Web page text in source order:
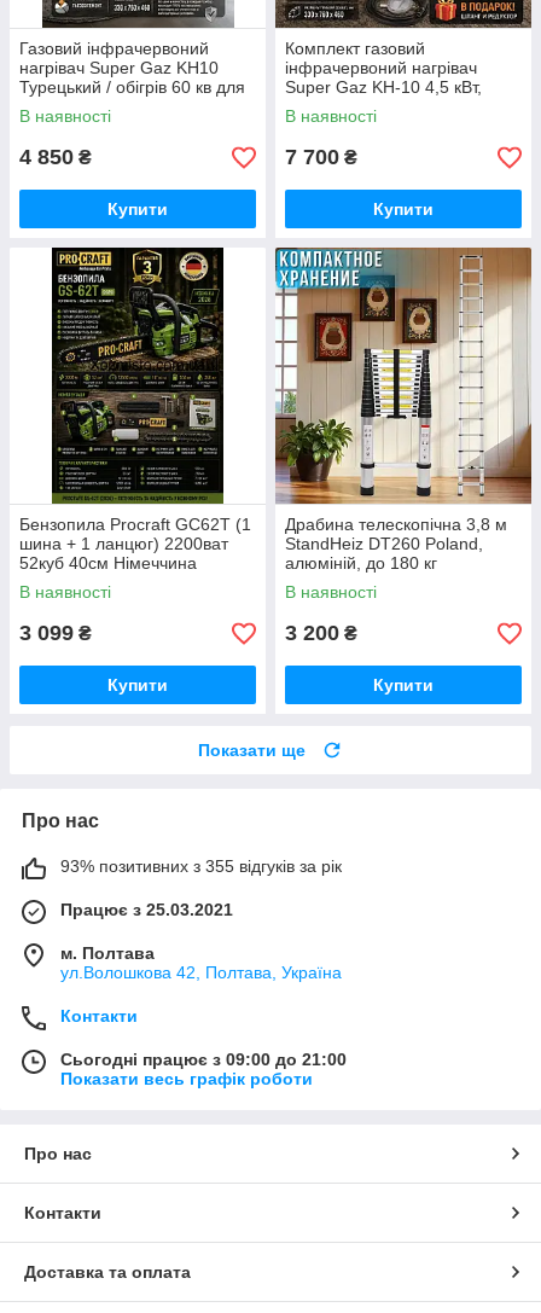
Газовий інфрачервоний
нагрівач Super Gaz KH10
Турецький / обігрів 60 кв для
домашнього використання
В наявності
4 850 ₴
Купити
Комплект газовий
інфрачервоний нагрівач
Super Gaz KH-10 4,5 кВт,
балон 27 л + редуктор +
шланг Туреччина
В наявності
7 700 ₴
Купити
Бензопила Proсraft GС62T (1
шина + 1 ланцюг) 2200ват
52куб 40см Німеччина
В наявності
3 099 ₴
Купити
Драбина телескопічна 3,8 м
StandHeiz DT260 Poland,
алюміній, до 180 кг
В наявності
3 200 ₴
Купити
Показати ще
Про нас
93% позитивних з 355 відгуків за рік
Працює з 25.03.2021
м. Полтава
ул.Волошкова 42, Полтава, Україна
Контакти
Сьогодні працює з 09:00 до 21:00
Показати весь графік роботи
Про нас
Контакти
Доставка та оплата